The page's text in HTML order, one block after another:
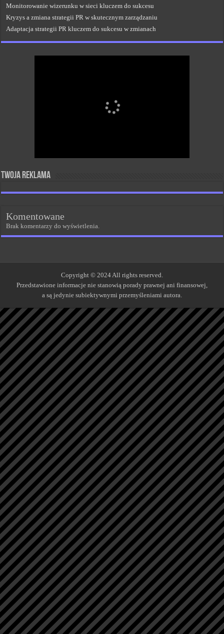
Monitorowanie wizerunku w sieci kluczem do sukcesu
Kryzys a zmiana strategii PR w skutecznym zarządzaniu
Adaptacja strategii PR kluczem do sukcesu w zmianach
Twoja reklama
Komentowane
Brak komentarzy do wyświetlenia.
Copyright © 2024 All rights reserved.
Przedstawione informacje nie stanowią porady prawnej ani finansowej,
a są jedynie subiektywnymi przemyśleniami autora.